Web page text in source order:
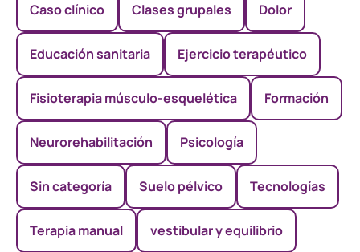
Caso clínico Clases grupales Dolor
Educación sanitaria Ejercicio terapéutico
Fisioterapia músculo-esquelética Formación
Neurorehabilitación Psicología
Sin categoría Suelo pélvico Tecnologías
Terapia manual vestibular y equilibrio